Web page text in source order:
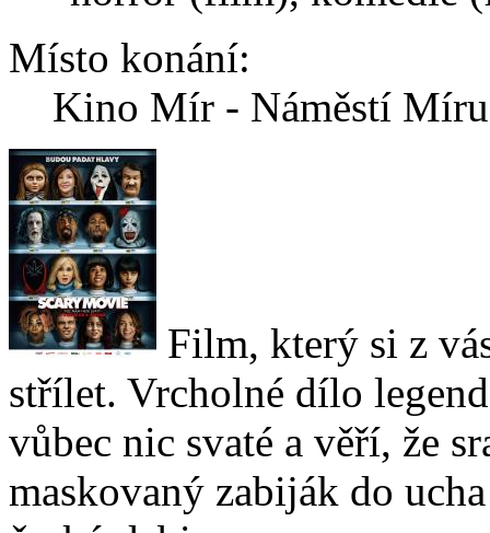
Místo konání:
Kino Mír - Náměstí
Film, který si z
střílet. Vrcholné dílo
vůbec nic svaté a věří, že
maskovaný zabiják do